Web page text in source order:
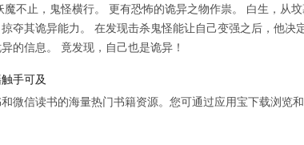
不止，鬼怪横行。 更有恐怖的诡异之物作祟。 白生，从坟
夺其诡异能力。 在发现击杀鬼怪能让自己变强之后，他决
的信息。 竟发现，自己也是诡异！
手可及
微信读书的海量热门书籍资源。您可通过应用宝下载浏览